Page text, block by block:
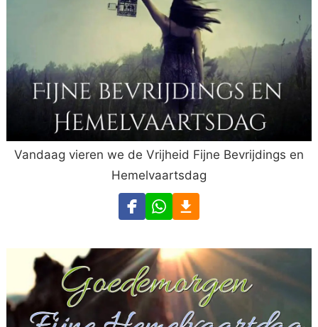
Vandaag vieren we de Vrijheid Fijne Bevrijdings en
Hemelvaartsdag